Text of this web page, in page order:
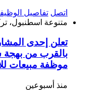
اتصل تفاصيل
متنوعة اسطنبول،
تعلن إحدى
بالقرب من
موظفة مبيعات
منذ أسبوعين